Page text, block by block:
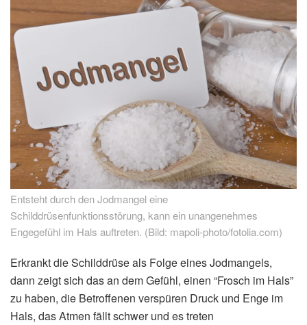
Entsteht durch den Jodmangel eine
Schilddrüsenfunktionsstörung, kann ein unangenehmes
Engegefühl im Hals auftreten. (Bild: mapoli-photo/fotolia.com)
Erkrankt die Schilddrüse als Folge eines Jodmangels,
dann zeigt sich das an dem Gefühl, einen “Frosch im Hals”
zu haben, die Betroffenen verspüren Druck und Enge im
Hals, das Atmen fällt schwer und es treten